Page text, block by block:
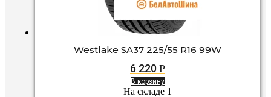
Westlake SA37 225/55 R16 99W
6 220 Р
В корзину
На складе 1